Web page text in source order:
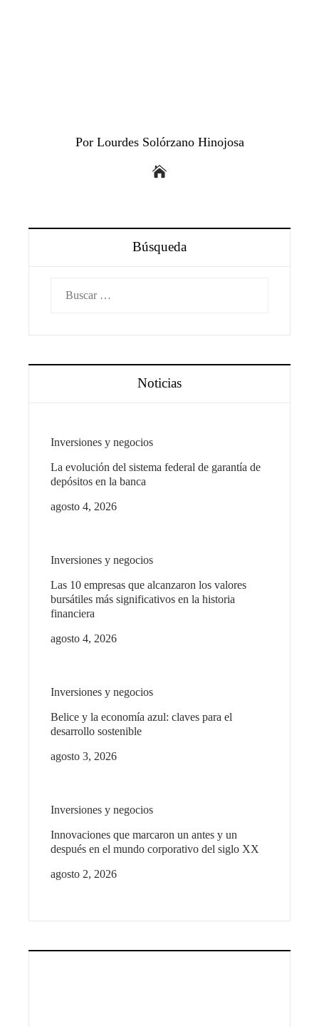
Por Lourdes Solórzano Hinojosa
Búsqueda
Noticias
Inversiones y negocios
La evolución del sistema federal de garantía de
depósitos en la banca
agosto 4, 2026
Inversiones y negocios
Las 10 empresas que alcanzaron los valores
bursátiles más significativos en la historia
financiera
agosto 4, 2026
Inversiones y negocios
Belice y la economía azul: claves para el
desarrollo sostenible
agosto 3, 2026
Inversiones y negocios
Innovaciones que marcaron un antes y un
después en el mundo corporativo del siglo XX
agosto 2, 2026